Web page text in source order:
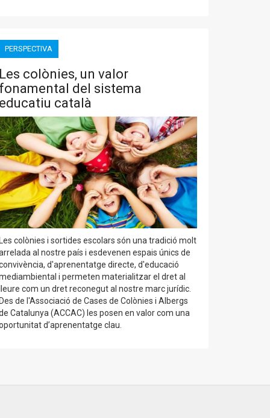
PERSPECTIVA
Les colònies, un valor
fonamental del sistema
educatiu català
colònies i sortides escolars són una tradició molt
al nostre país i esdevenen espais únics de
d'aprenentatge directe, d'educació
i permeten materialitzar el dret al
com un dret reconegut al nostre marc jurídic.
de l'Associació de Cases de Colònies i Albergs
Catalunya (ACCAC) les posen en valor com una
d’aprenentatge clau.